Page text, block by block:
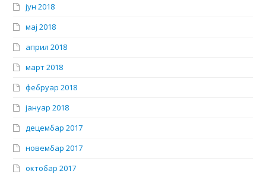
јун 2018
мај 2018
април 2018
март 2018
фебруар 2018
јануар 2018
децембар 2017
новембар 2017
октобар 2017